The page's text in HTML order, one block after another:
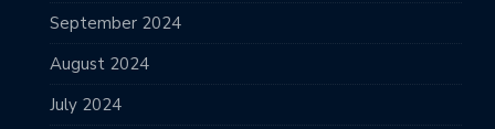
September 2024
August 2024
July 2024